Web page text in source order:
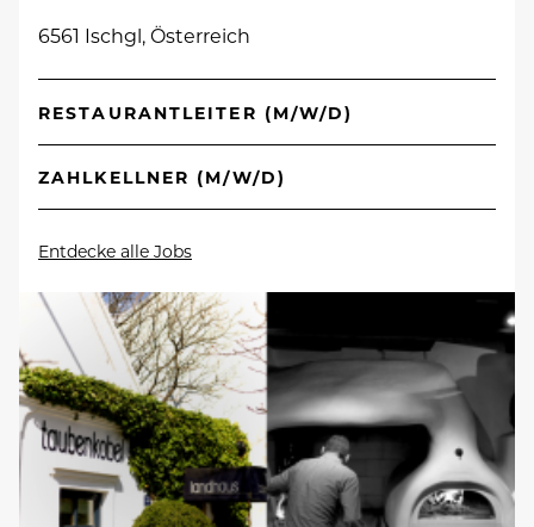
6561 Ischgl, Österreich
RESTAURANTLEITER (M/W/D)
ZAHLKELLNER (M/W/D)
Entdecke alle Jobs